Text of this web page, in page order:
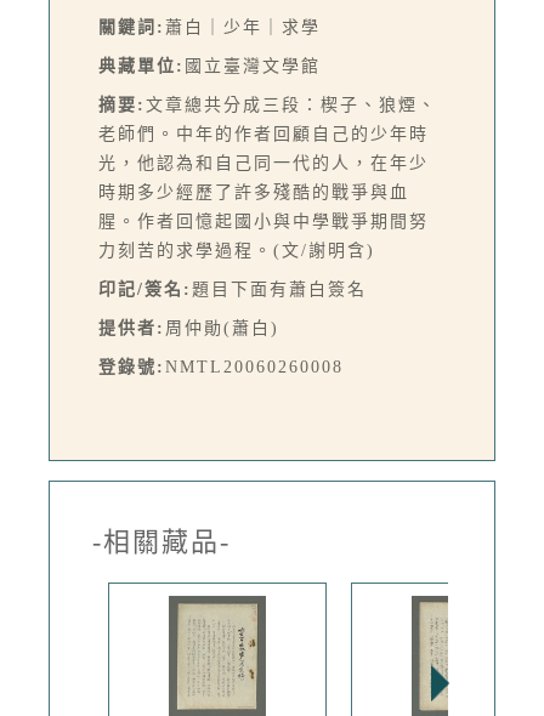
關鍵詞: 蕭白｜少年｜求學
典藏單位: 國立臺灣文學館
摘要: 文章總共分成三段：楔子、狼煙、
老師們。中年的作者回顧自己的少年時
光，他認為和自己同一代的人，在年少
時期多少經歷了許多殘酷的戰爭與血
腥。作者回憶起國小與中學戰爭期間努
力刻苦的求學過程。(文/謝明含)
印記/簽名: 題目下面有蕭白簽名
提供者: 周仲勛(蕭白)
登錄號: NMTL20060260008
-相關藏品-